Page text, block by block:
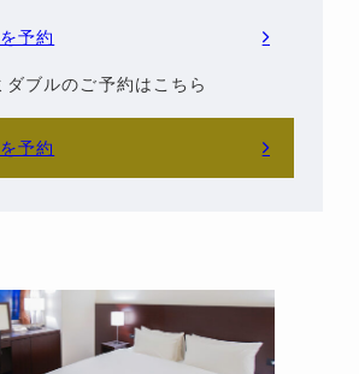
予約
ダブルのご予約はこちら
予約